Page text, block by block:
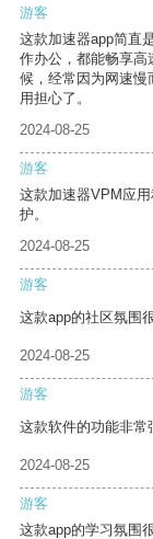
游客
这款加速器app简直
作办公，都能畅享高
候，经常因为网速慢
用担心了。
2024-08-25
游客
这款加速器VPM应
护。
2024-08-25
游客
这款app的社区氛围
2024-08-25
游客
这款软件的功能非常
2024-08-25
游客
这款app的学习氛围